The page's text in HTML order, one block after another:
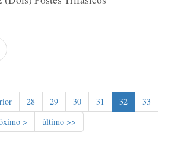
28 29 30 31 32
33
> último >>